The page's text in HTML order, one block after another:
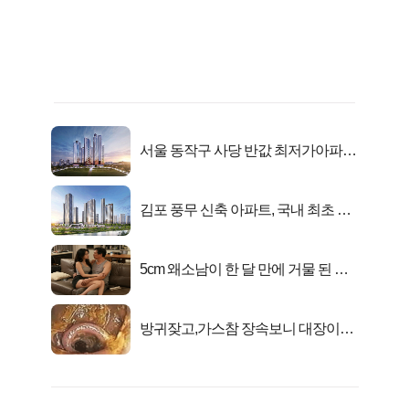
서울 동작구 사당 반값 최저가아파트
김포 풍무 신축 아파트, 국내 최초 반
5cm 왜소남이 한 달 만에 거물 된 사
방귀잦고,가스참 장속보니 대장이아